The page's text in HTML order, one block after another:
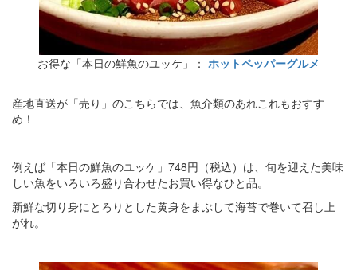
お得な「本日の鮮魚のユッケ」： ホットペッパーグルメ
産地直送が「売り」のこちらでは、魚介類のあれこれもおすす
め！
例えば「本日の鮮魚のユッケ」748円（税込）は、旬を迎えた美味
しい魚をいろいろ盛り合わせたお買い得なひと品。
新鮮な切り身にとろりとした黄身をまぶして海苔で巻いて召し上
がれ。